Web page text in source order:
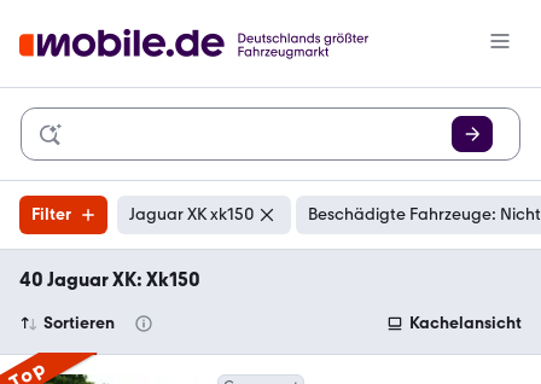
Filter Jaguar XK xk150 Beschädigte Fahrzeuge:
40 Jaguar XK: Xk150
Sortieren Kachelansicht
Top